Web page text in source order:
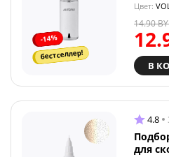
-14%
бестселлер!
Цвет:
14.90
В
4.8
для